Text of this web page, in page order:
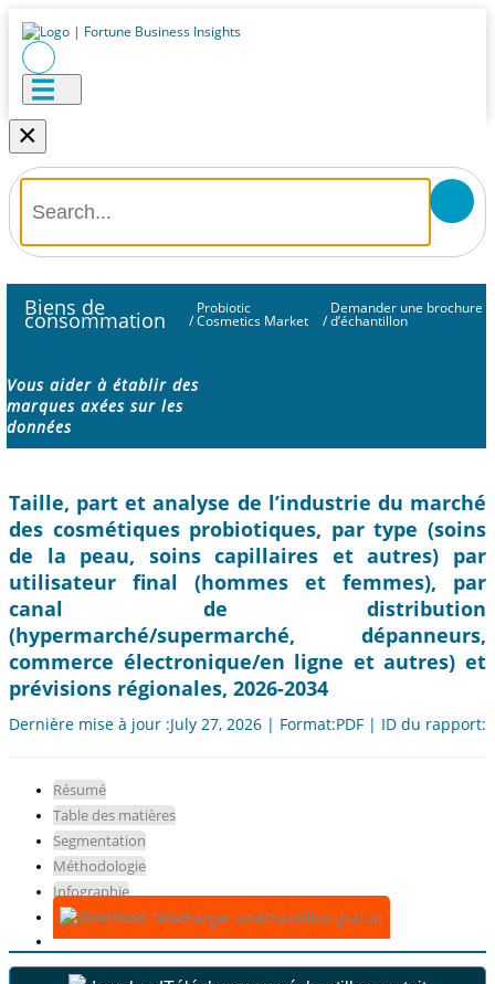
×
Biens de
consommation /
Probiotic
Cosmetics Market /
Demander une brochure
d’échantillon
Vous aider à établir des
marques axées sur les
données
Taille, part et analyse de l’industrie du marché
des cosmétiques probiotiques, par type (soins
de la peau, soins capillaires et autres) par
utilisateur final (hommes et femmes), par
canal de distribution
(hypermarché/supermarché, dépanneurs,
commerce électronique/en ligne et autres) et
prévisions régionales, 2026-2034
Dernière mise à jour :July 27, 2026 | Format:PDF | ID du rapport:
Résumé
Table des matières
Segmentation
Méthodologie
Infographie
Télécharger un échantillon gratuit